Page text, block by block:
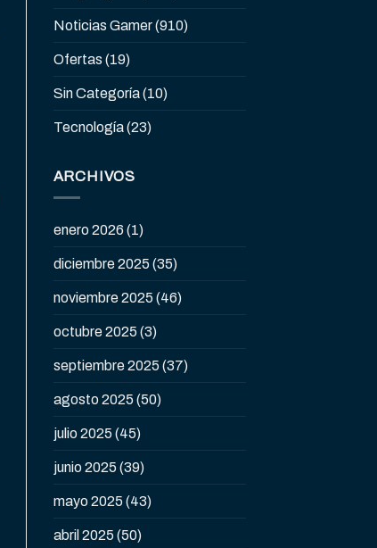
Noticias Gamer(910)
Ofertas (19)
Sin Categoría(10)
Tecnología(23)
ARCHIVOS
enero 2026 (1)
diciembre 2025 (35)
noviembre 2025 (46)
octubre 2025 (3)
septiembre 2025 (37)
agosto 2025 (50)
julio 2025 (45)
junio 2025 (39)
mayo 2025 (43)
abril 2025 (50)